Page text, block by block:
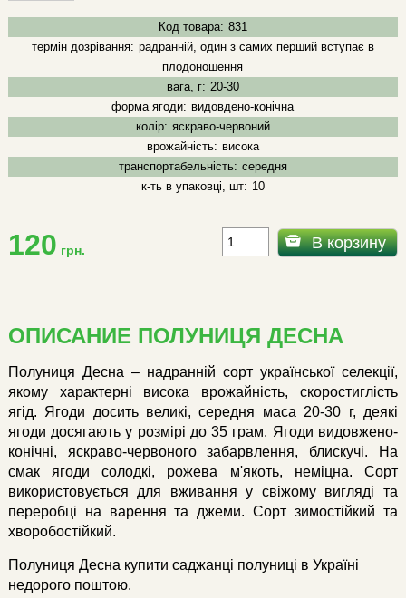
Код товара: 831
термін дозрівання: радранній, один з самих перший вступає в
плодоношення
вага, г: 20-30
форма ягоди: видовдено-конічна
колір: яскраво-червоний
врожайність: висока
транспортабельність: середня
к-ть в упаковці, шт: 10
120 грн. В корзину
ОПИСАНИЕ ПОЛУНИЦЯ ДЕСНА
Полуниця Десна – надранній сорт української селекції,
якому характерні висока врожайність, скоростиглість
ягід. Ягоди досить великі, середня маса 20-30 г, деякі
ягоди досягають у розмірі до 35 грам. Ягоди видовжено-
конічні, яскраво-червоного забарвлення, блискучі. На
смак ягоди солодкі, рожева м'якоть, неміцна. Сорт
використовується для вживання у свіжому вигляді та
переробці на варення та джеми. Сорт зимостійкий та
хворобостійкий.
Полуниця Десна купити саджанці полуниці в Україні
недорого поштою.